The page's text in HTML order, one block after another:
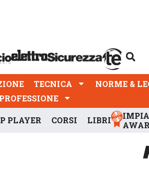
TECNICA NORME &
PROFESSIONE
PLAYER CORSI LIBRI